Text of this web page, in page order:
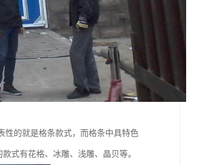
性的就是格条款式，而格条中具特色
式有花格、冰雕、浅雕、晶贝等。